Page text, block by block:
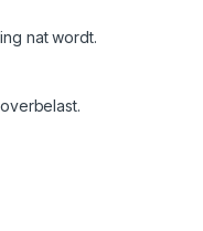
nat wordt.